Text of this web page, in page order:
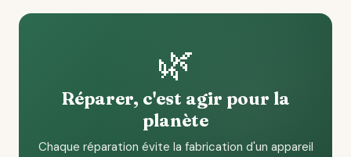
🌿
Réparer, c'est agir pour la
planète
Chaque réparation évite la fabrication d'un appareil